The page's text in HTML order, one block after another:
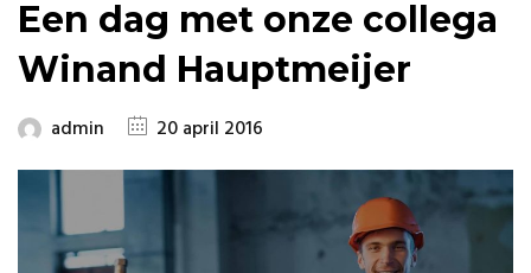
Een dag met onze collega
Winand Hauptmeijer
admin 20 april 2016